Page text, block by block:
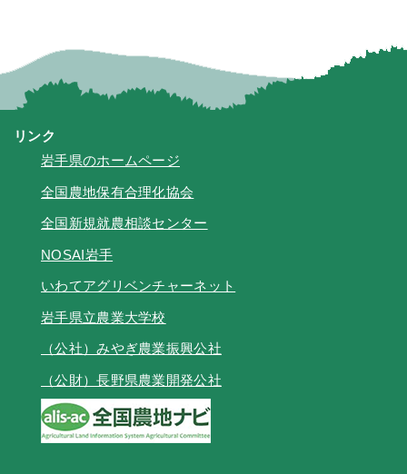
リンク
岩手県のホームページ
全国農地保有合理化協会
全国新規就農相談センター
NOSAI岩手
いわてアグリベンチャーネット
岩手県立農業大学校
（公社）みやぎ農業振興公社
（公財）長野県農業開発公社